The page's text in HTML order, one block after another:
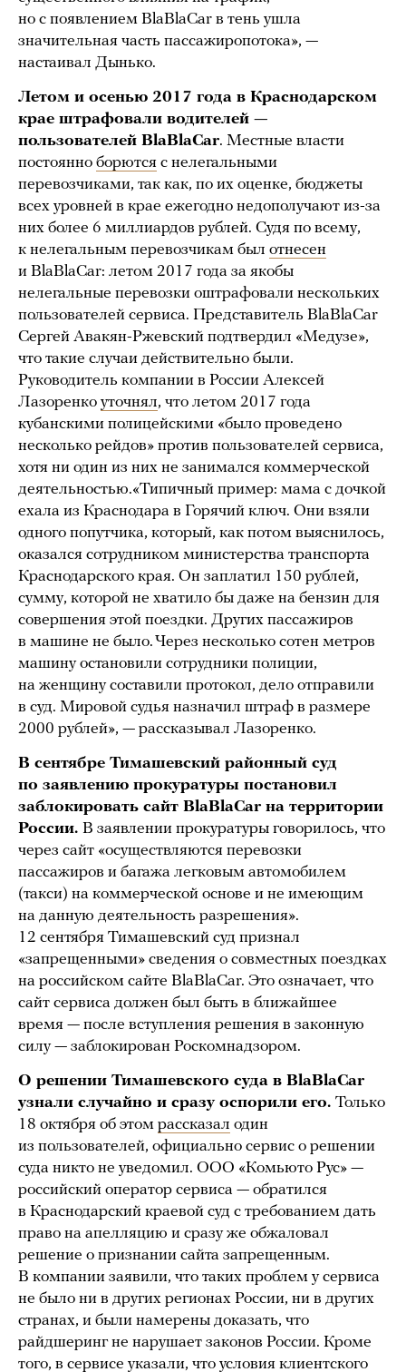
но с появлением BlaBlaCar в тень ушла
значительная часть пассажиропотока», —
настаивал Дынько.
Летом и осенью 2017 года в Краснодарском
крае штрафовали водителей —
пользователей BlaBlaCar. Местные власти
постоянно борются с нелегальными
перевозчиками, так как, по их оценке, бюджеты
всех уровней в крае ежегодно недополучают из-за
них более 6 миллиардов рублей. Судя по всему,
к нелегальным перевозчикам был отнесен
и BlaBlaCar: летом 2017 года за якобы
нелегальные перевозки оштрафовали нескольких
пользователей сервиса. Представитель BlaBlaCar
Сергей Авакян-Ржевский подтвердил «Медузе»,
что такие случаи действительно были.
Руководитель компании в России Алексей
Лазоренко уточнял, что летом 2017 года
кубанскими полицейскими «было проведено
несколько рейдов» против пользователей сервиса,
хотя ни один из них не занимался коммерческой
деятельностью.«Типичный пример: мама с дочкой
ехала из Краснодара в Горячий ключ. Они взяли
одного попутчика, который, как потом выяснилось,
оказался сотрудником министерства транспорта
Краснодарского края. Он заплатил 150 рублей,
сумму, которой не хватило бы даже на бензин для
совершения этой поездки. Других пассажиров
в машине не было. Через несколько сотен метров
машину остановили сотрудники полиции,
на женщину составили протокол, дело отправили
в суд. Мировой судья назначил штраф в размере
2000 рублей», — рассказывал Лазоренко.
В сентябре Тимашевский районный суд
по заявлению прокуратуры постановил
заблокировать сайт BlaBlaCar на территории
России. В заявлении прокуратуры говорилось, что
через сайт «осуществляются перевозки
пассажиров и багажа легковым автомобилем
(такси) на коммерческой основе и не имеющим
на данную деятельность разрешения».
12 сентября Тимашевский суд признал
«запрещенными» сведения о совместных поездках
на российском сайте BlaBlaCar. Это означает, что
сайт сервиса должен был быть в ближайшее
время — после вступления решения в законную
силу — заблокирован Роскомнадзором.
О решении Тимашевского суда в BlaBlaCar
узнали случайно и сразу оспорили его. Только
18 октября об этом рассказал один
из пользователей, официально сервис о решении
суда никто не уведомил. ООО «Комьюто Рус» —
российский оператор сервиса — обратился
в Краснодарский краевой суд с требованием дать
право на апелляцию и сразу же обжаловал
решение о признании сайта запрещенным.
В компании заявили, что таких проблем у сервиса
не было ни в других регионах России, ни в других
странах, и были намерены доказать, что
райдшеринг не нарушает законов России. Кроме
того, в сервисе указали, что условия клиентского